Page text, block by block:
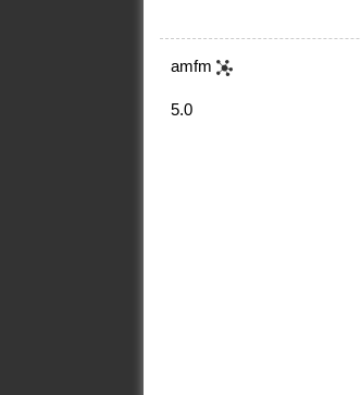
amfm
5.0